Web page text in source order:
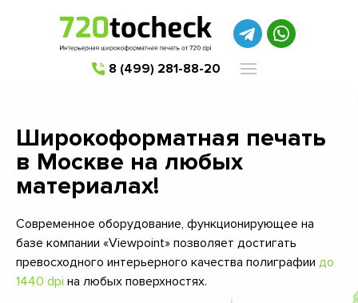
8 (499) 281-88-20
Широкоформатная печать
в Москве на любых
материалах!
Современное оборудование, функционирующее на
базе компании «Viewpoint» позволяет достигать
превосходного интерьерного качества полиграфии до
1440 dpi на любых поверхностях.